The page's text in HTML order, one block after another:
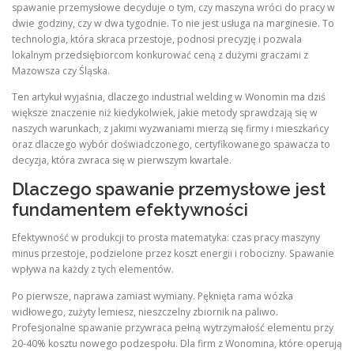
spawanie przemysłowe decyduje o tym, czy maszyna wróci do pracy w
dwie godziny, czy w dwa tygodnie. To nie jest usługa na marginesie. To
technologia, która skraca przestoje, podnosi precyzję i pozwala
lokalnym przedsiębiorcom konkurować ceną z dużymi graczami z
Mazowsza czy Śląska.
Ten artykuł wyjaśnia, dlaczego industrial welding w Wonomin ma dziś
większe znaczenie niż kiedykolwiek, jakie metody sprawdzają się w
naszych warunkach, z jakimi wyzwaniami mierzą się firmy i mieszkańcy
oraz dlaczego wybór doświadczonego, certyfikowanego spawacza to
decyzja, która zwraca się w pierwszym kwartale.
Dlaczego spawanie przemysłowe jest
fundamentem efektywności
Efektywność w produkcji to prosta matematyka: czas pracy maszyny
minus przestoje, podzielone przez koszt energii i robocizny. Spawanie
wpływa na każdy z tych elementów.
Po pierwsze, naprawa zamiast wymiany. Pęknięta rama wózka
widłowego, zużyty lemiesz, nieszczelny zbiornik na paliwo.
Profesjonalne spawanie przywraca pełną wytrzymałość elementu przy
20-40% kosztu nowego podzespołu. Dla firm z Wonomina, które operują